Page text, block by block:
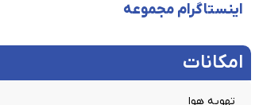
اینستاگرام مجموعه
امکانات​
تهویه هوا